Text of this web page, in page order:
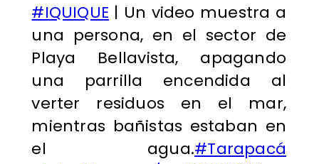
#IQUIQUE | Un video muestra a
una persona, en el sector de
Playa Bellavista, apagando
una parrilla encendida al
verter residuos en el mar,
mientras bañistas estaban en
el agua.#Tarapacá